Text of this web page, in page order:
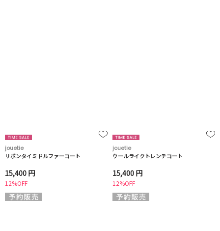
jouetie
リボンタイミドルファーコート
15,400 円
12%OFF
jouetie
ウールライクトレンチコート
15,400 円
12%OFF